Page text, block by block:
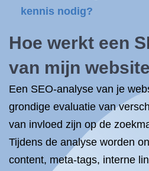
kennis nodig?
Hoe werkt een
van mijn
Een SEO-analyse van je
grondige evaluatie van
van invloed zijn op de
Tijdens de analyse worden
content, meta-tags, interne